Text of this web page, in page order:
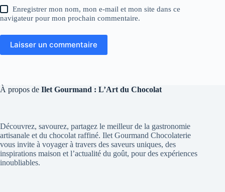
Enregistrer mon nom, mon e-mail et mon site dans ce
navigateur pour mon prochain commentaire.
Laisser un commentaire
À propos de Ilet Gourmand : L’Art du Chocolat
Découvrez, savourez, partagez le meilleur de la gastronomie
artisanale et du chocolat raffiné. Ilet Gourmand Chocolaterie
vous invite à voyager à travers des saveurs uniques, des
inspirations maison et l’actualité du goût, pour des expériences
inoubliables.